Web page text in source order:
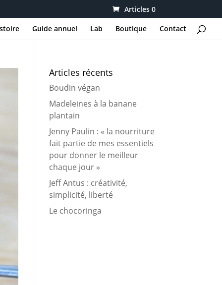
Articles 0
Guide annuel Lab Boutique Contact
Articles récents
Boudin végan
Madeleines à la banane
plantain
Jenny Paulin : « la nourriture
fait partie de mes essentiels
pour donner le meilleur
chaque jour »
Jeff Antus : créativité,
simplicité, liberté
Le chocoringa